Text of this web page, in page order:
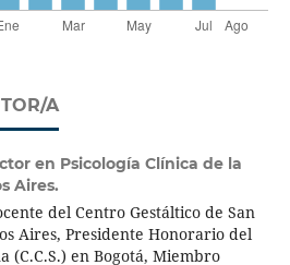
A
en Psicología Clínica de la
Aires.
del Centro Gestáltico de San
Aires, Presidente Honorario del
(C.C.S.) en Bogotá, Miembro